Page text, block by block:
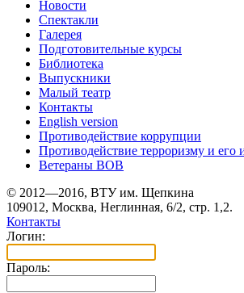
Новости
Спектакли
Галерея
Подготовительные курсы
Библиотека
Выпускники
Малый театр
Контакты
English version
Противодействие коррупции
Противодействие терроризму и его
Ветераны ВОВ
© 2012—2016, ВТУ им. Щепкина
109012, Москва, Неглинная, 6/2, стр. 1,2.
Контакты
Логин:
Пароль: